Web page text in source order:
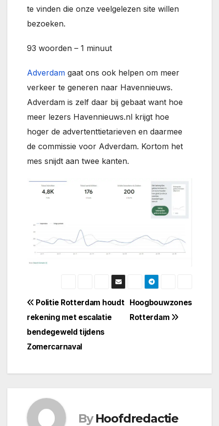
te vinden die onze veelgelezen site willen
bezoeken.
93 woorden – 1 minuut
Adverdam gaat ons ook helpen om meer
verkeer te generen naar Havennieuws.
Adverdam is zelf daar bij gebaat want hoe
meer lezers Havennieuws.nl krijgt hoe
hoger de advertenttietarieven en daarmee
de commissie voor Adverdam. Kortom het
mes snijdt aan twee kanten.
Bericht
navigatie
Hoogbouwzones
Rotterdam
Politie Rotterdam houdt
rekening met escalatie
bendegeweld tijdens
Zomercarnaval
By Hoofdredactie